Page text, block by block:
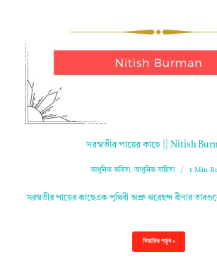
সরস্বতীর পায়ের কাছে || Nitish
আধুনিক কবিতা,আধুনিক সাহিত্য 1 Min
সরস্বতীর পায়ের কাছেএক পৃথিবী অশ্রু ঝরেছন্দ বীণার
বিস্তারিত পড়ুন »